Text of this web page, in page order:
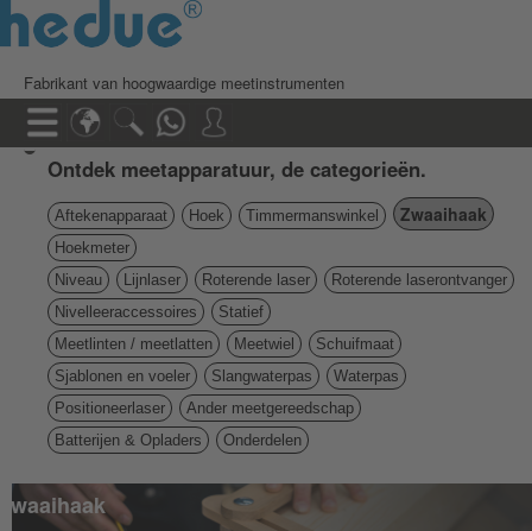
Fabrikant van hoogwaardige meetinstrumenten
Ontdek meetapparatuur, de categorieën.
Aftekenapparaat Hoek Timmermanswinkel Zwaaihaak
Hoekmeter
Niveau
Lijnlaser Roterende laser
Roterende laserontvanger
Nivelleeraccessoires
Statief
Meetlinten / meetlatten
Meetwiel
Schuifmaat
Sjablonen en voeler
Slangwaterpas
Waterpas
Positioneerlaser
Ander meetgereedschap
Batterijen & Opladers
Onderdelen
zwaaihaak